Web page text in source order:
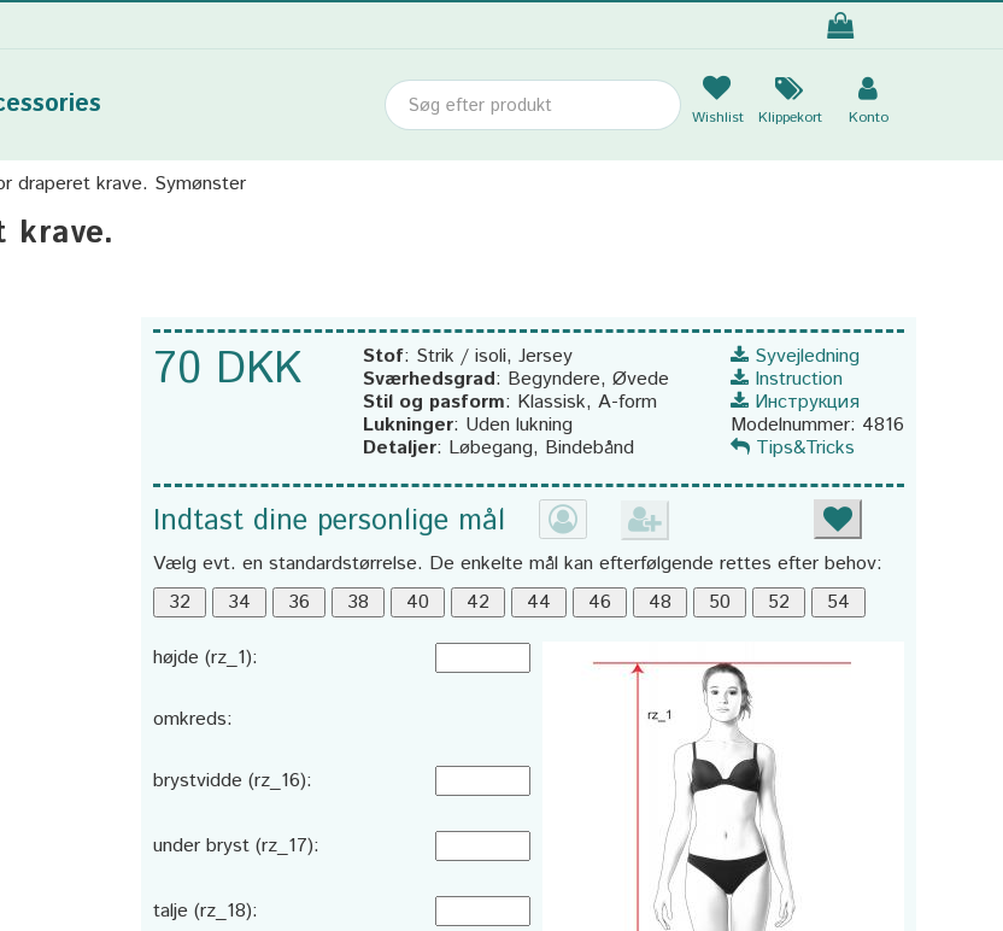
Wishlist Klippekort Konto
draperet krave. Symønster
krave.
70 DKK Stof: Strik / isoli, Jersey
Sværhedsgrad: Begyndere, Øvede
Stil og pasform: Klassisk, A-form
Lukninger: Uden lukning
Detaljer: Løbegang, Bindebånd
Syvejledning
Instruction
Инструкция
Modelnummer: 4816
Tips&Tricks
Indtast dine personlige mål
Vælg evt. en standardstørrelse. De enkelte mål kan efterfølgende rettes efter behov:
højde (rz_1):
omkreds:
brystvidde (rz_16):
under bryst (rz_17):
talje (rz_18):